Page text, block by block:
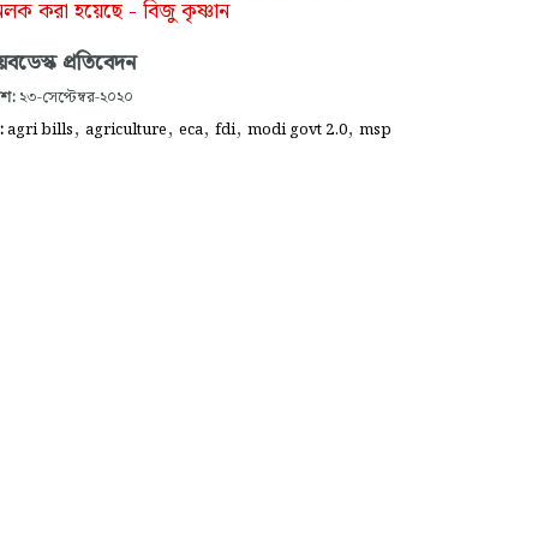
করা হয়েছে - বিজু কৃষ্ণান
প্রতিবেদন
২৩-সেপ্টেম্বর-২০২০
agri bills, agriculture, eca, fdi, modi govt 2.0, msp